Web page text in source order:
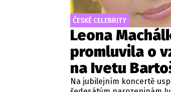
ČESKÉ CELEBRITY
Leona
promluvila o
na Ivetu
Na jubilejním koncertě